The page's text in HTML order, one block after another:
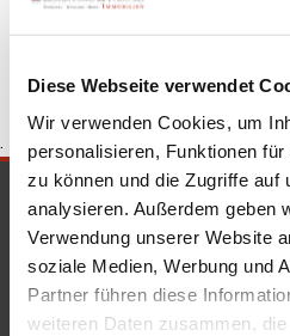
Diese Webseite verwendet
Wir verwenden Cookies, um
personalisieren, Funktionen
zu können und die Zugriffe auf
analysieren. Außerdem geben
Verwendung unserer Website
soziale Medien, Werbung und
Partner führen diese
weiteren Daten zusammen,
Walldorf Immobilien Walldorf
.
SICHERHEIT &